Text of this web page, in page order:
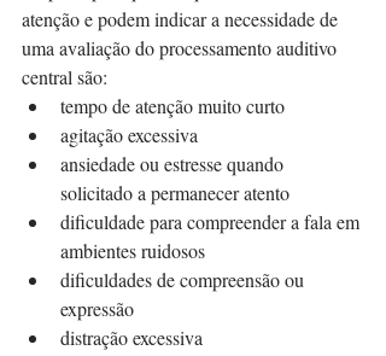
atenção e podem indicar a necessidade de
uma avaliação do processamento auditivo
central são:
tempo de atenção muito curto
agitação excessiva
ansiedade ou estresse quando
solicitado a permanecer atento
dificuldade para compreender a fala em
ambientes ruidosos
dificuldades de compreensão ou
expressão
distração excessiva